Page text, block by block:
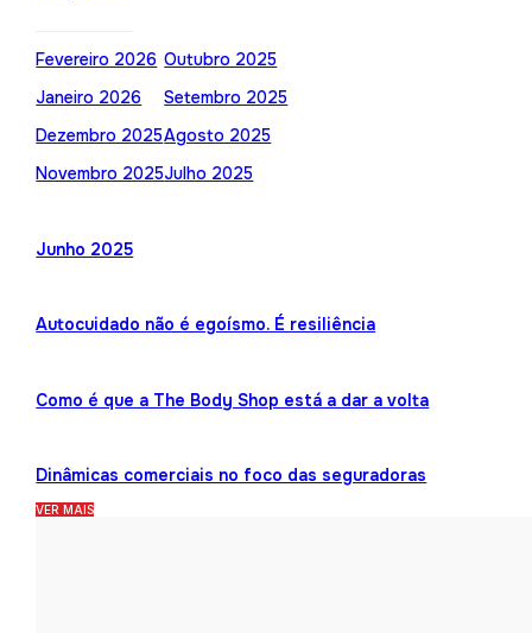
Fevereiro 2026
Janeiro 2026
Dezembro 2025
Novembro 2025
Outubro 2025
Setembro 2025
Agosto 2025
Julho 2025
Junho 2025
Autocuidado não é egoísmo. É resiliência
Como é que a The Body Shop está a dar a volta
Dinâmicas comerciais no foco das seguradoras
VER MAIS